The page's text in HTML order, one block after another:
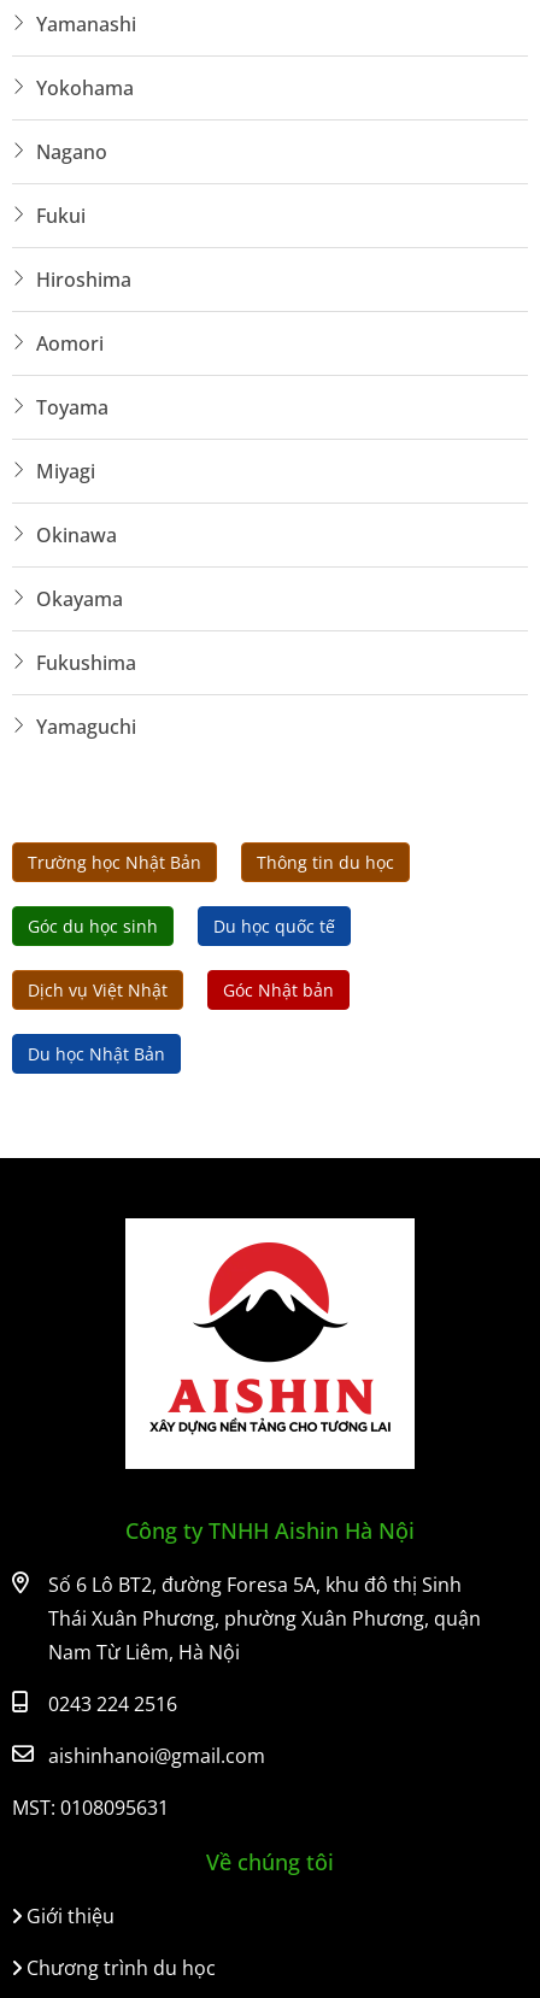
Yamanashi
Yokohama
Nagano
Fukui
Hiroshima
Aomori
Toyama
Miyagi
Okinawa
Okayama
Fukushima
Yamaguchi
Trường học Nhật Bản Thông tin du học
Góc du học sinh Du học quốc tế
Dịch vụ Việt Nhật Góc Nhật bản
Du học Nhật Bản
Công ty TNHH Aishin Hà Nội
Số 6 Lô BT2, đường Foresa 5A, khu đô thị Sinh
Thái Xuân Phương, phường Xuân Phương, quận
Nam Từ Liêm, Hà Nội
0243 224 2516
aishinhanoi@gmail.com
MST: 0108095631
Về chúng tôi
Giới thiệu
Chương trình du học